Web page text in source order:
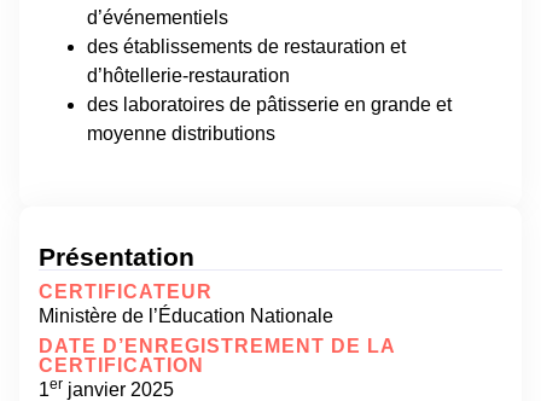
d’événementiels
des établissements de restauration et
d’hôtellerie-restauration
des laboratoires de pâtisserie en grande et
moyenne distributions
Présentation
CERTIFICATEUR
Ministère de l’Éducation Nationale
DATE D’ENREGISTREMENT DE LA
CERTIFICATION
1er janvier 2025